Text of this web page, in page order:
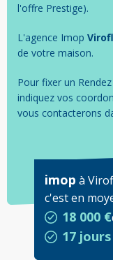
l'offre Prestige).
L'agence Imop
de votre maison.
Pour fixer un
indiquez vos
vous contacterons
imop à
c'est en
18 000 €
17 jours